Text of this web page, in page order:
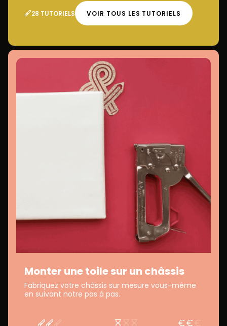
28 TUTORIELS VOIR TOUS LES TUTORIELS
Monter une toile sur un châssis
Fabriquez votre châssis sur mesure vous-même
en suivant notre pas à pas.